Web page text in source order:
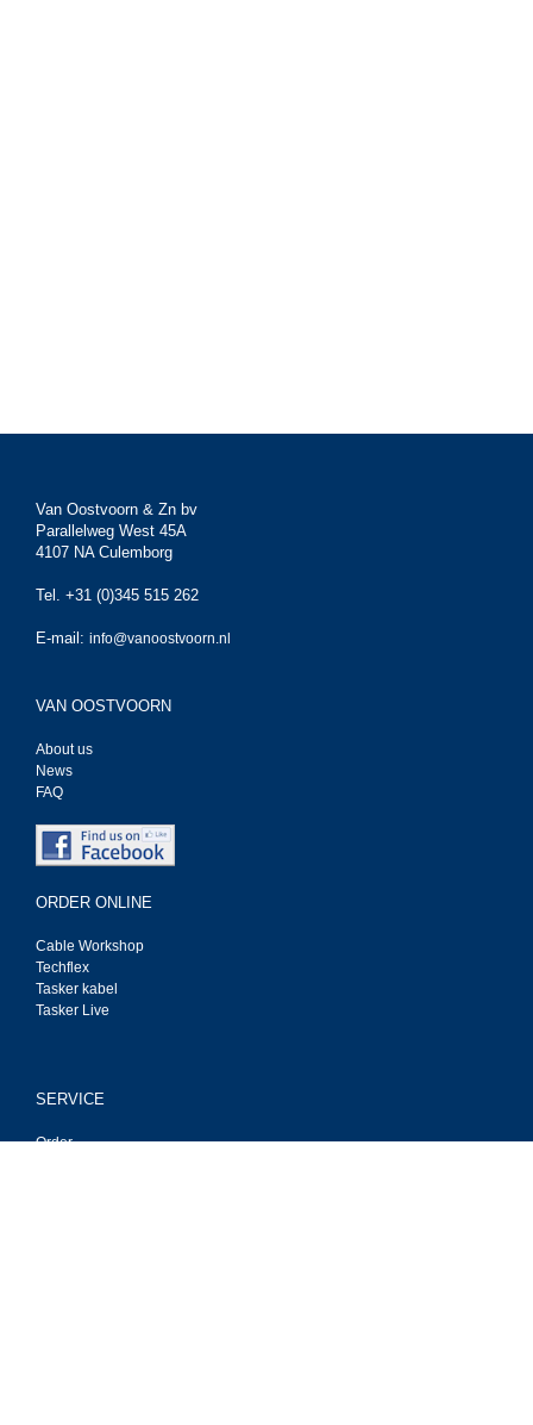
Van Oostvoorn & Zn bv
Parallelweg West 45A
4107 NA Culemborg
Tel. +31 (0)345 515 262
E-mail: info@vanoostvoorn.nl
VAN OOSTVOORN
About us
News
FAQ
ORDER ONLINE
Cable Workshop
Techflex
Tasker kabel
Tasker Live
SERVICE
Order